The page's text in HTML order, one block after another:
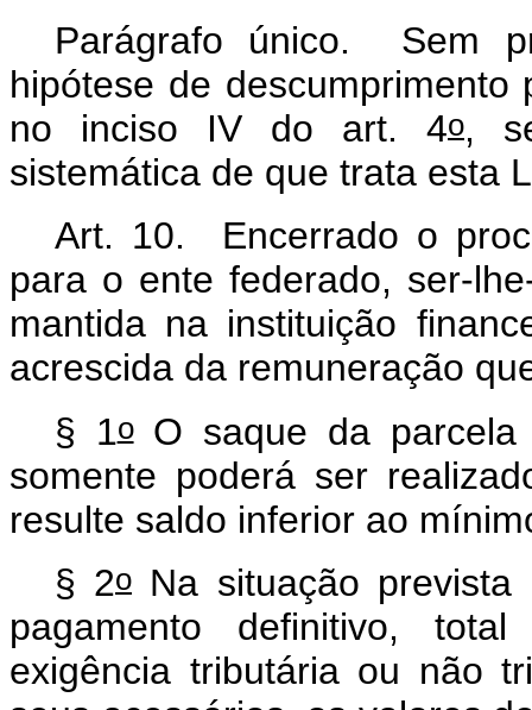
Parágrafo único. Sem
hipótese de
no inciso IV do art. 4o,
sistemática de que trata esta
Art. 10. Encerrado o
para o ente federado, ser-
mantida na instituição
acrescida da remuneração
§ 1oO saque da
somente poderá ser
resulte saldo inferior ao
§ 2o Na situação
pagamento definitivo,
exigência tributária ou não